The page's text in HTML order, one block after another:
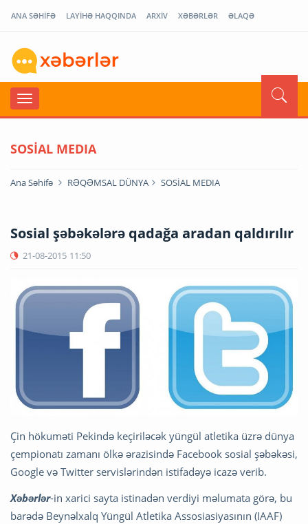
ANA SƏHİFƏ LAYİHƏ HAQQINDA ARXİV XƏBƏRLƏR ƏLAQƏ
SOSİAL MEDIA
Ana Səhifə RƏQƏMSAL DÜNYA SOSİAL MEDIA
Sosial şəbəkələrə qadağa aradan qaldırılır
21-08-2015 11:50
Çin hökuməti Pekində keçiriləcək yüngül atletika üzrə dünya
çempionatı zamanı ölkə ərazisində Facebook sosial şəbəkəsi,
Google və Twitter servislərindən istifadəyə icazə verib.
Xəbərlər-in xarici sayta istinadən verdiyi məlumata görə, bu
barədə Beynəlxalq Yüngül Atletika Assosiasiyasının (IAAF)